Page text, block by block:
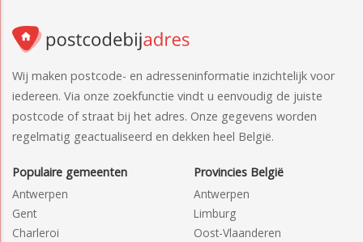
Wij maken postcode- en adresseninformatie inzichtelijk voor
iedereen. Via onze zoekfunctie vindt u eenvoudig de juiste
postcode of straat bij het adres. Onze gegevens worden
regelmatig geactualiseerd en dekken heel België.
Populaire gemeenten
Antwerpen
Gent
Charleroi
Provincies België
Antwerpen
Limburg
Oost-Vlaanderen